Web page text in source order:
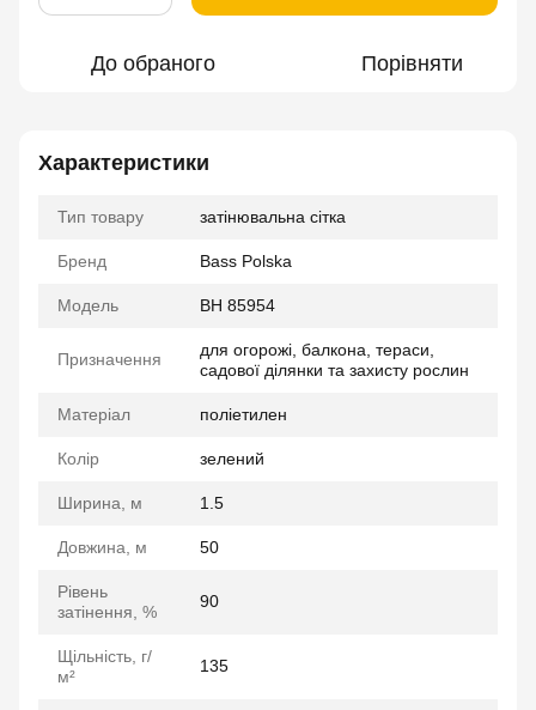
До обраного Порівняти
Характеристики
Тип товару затінювальна сітка
Бренд Bass Polska
Модель BH 85954
Призначення
для огорожі, балкона, тераси,
садової ділянки та захисту рослин
Матеріал поліетилен
Колір зелений
Ширина, м 1.5
Довжина, м 50
Рівень
затінення, %
90
Щільність, г/
м²
135